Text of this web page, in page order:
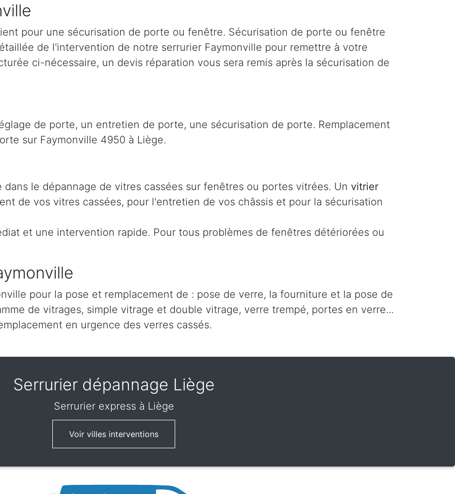
pour une sécurisation de porte ou fenêtre. Sécurisation de porte ou fenêtre
de l'intervention de notre serrurier Faymonville pour remettre à votre
ci-nécessaire, un devis réparation vous sera remis après la sécurisation de
de porte, un entretien de porte, une sécurisation de porte. Remplacement
sur Faymonville 4950 à Liège.
le dépannage de vitres cassées sur fenêtres ou portes vitrées. Un vitrier
de vos vitres cassées, pour l'entretien de vos châssis et pour la sécurisation
et une intervention rapide. Pour tous problèmes de fenêtres détériorées ou
pour la pose et remplacement de : pose de verre, la fourniture et la pose de
de vitrages, simple vitrage et double vitrage, verre trempé, portes en verre...
en urgence des verres cassés.
Serrurier dépannage Liège
Serrurier express à Liège
Voir villes interventions